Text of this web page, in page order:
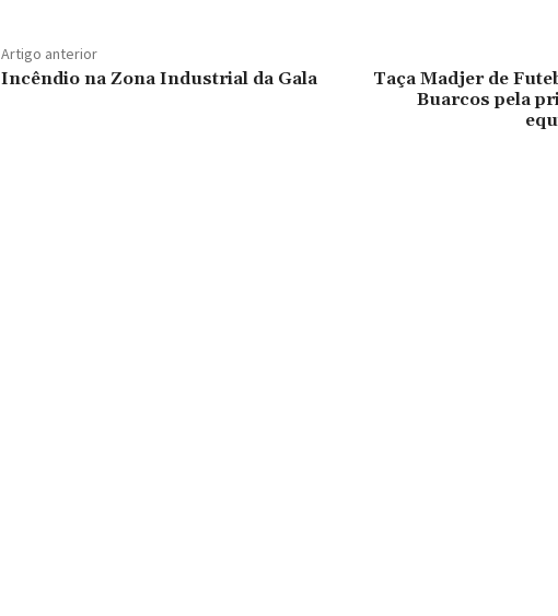
Artigo anterior
Incêndio na Zona Industrial da Gala
Taça Madjer de
Buarcos pela